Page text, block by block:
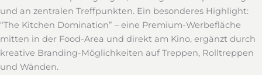
und an zentralen Treffpunkten. Ein besonderes Highlight:
“The Kitchen Domination” – eine Premium-Werbefläche
mitten in der Food-Area und direkt am Kino, ergänzt durch
kreative Branding-Möglichkeiten auf Treppen, Rolltreppen
und Wänden.